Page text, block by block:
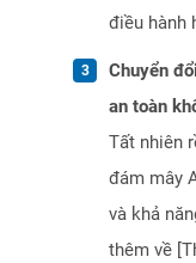
điều hành
Chuyển
an toàn
Tất nhiên
đám mây
và khả
thêm về